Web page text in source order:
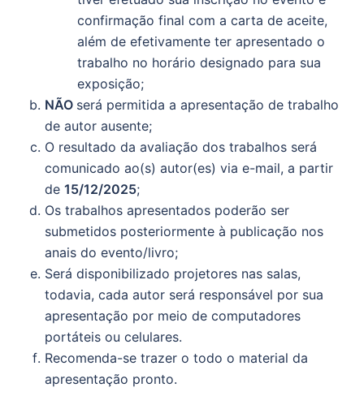
confirmação final com a carta de aceite,
além de efetivamente ter apresentado o
trabalho no horário designado para sua
exposição;
NÃO será permitida a apresentação de trabalho
de autor ausente;
O resultado da avaliação dos trabalhos será
comunicado ao(s) autor(es) via e-mail, a partir
de 15/12/2025;
Os trabalhos apresentados poderão ser
submetidos posteriormente à publicação nos
anais do evento/livro;
Será disponibilizado projetores nas salas,
todavia, cada autor será responsável por sua
apresentação por meio de computadores
portáteis ou celulares.
Recomenda-se trazer o todo o material da
apresentação pronto.